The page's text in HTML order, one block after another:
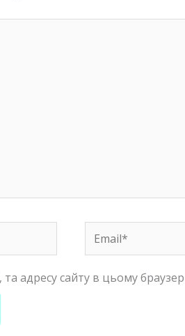
Email*
адресу сайту в цьому